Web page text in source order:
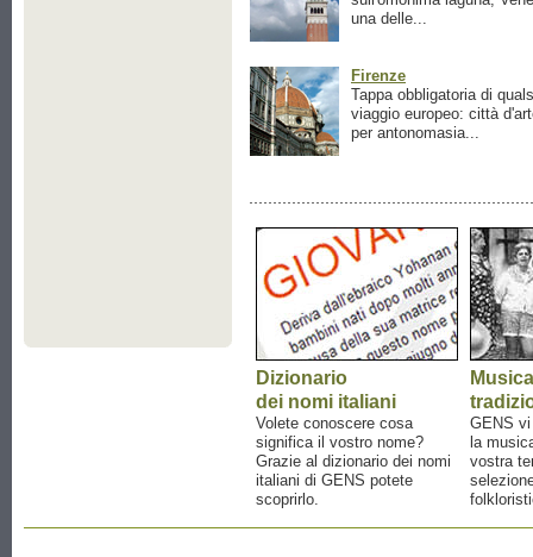
una delle...
Firenze
Tappa obbligatoria di
viaggio europeo: città
per antonomasia...
Dizionario
dei nomi italiani
Volete conoscere cosa
significa il vostro nome?
Grazie al dizionario dei nomi
italiani di GENS potete
scoprirlo.
Musica
GENS
la
vostra